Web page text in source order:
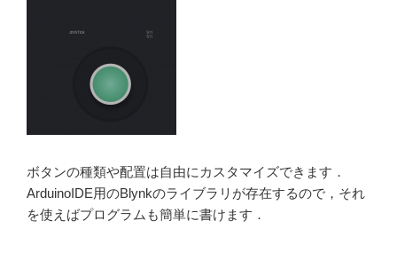
ボタンの種類や配置は自由にカスタマイズできます．
ArduinoIDE用のBlynkのライブラリが存在するので，それ
を使えばプログラムも簡単に書けます．